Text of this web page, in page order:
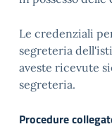
Le credenziali
segreteria
aveste ricevute
segreteria.
Procedure